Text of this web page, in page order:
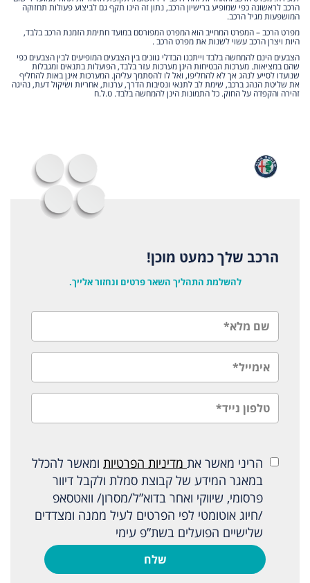
הרכב לראשונה כפי שמופיע ברישיון הרכב, נתון זה הינו תקף גם לביצוע פעולות תחזוקה
המושפעות מגיל הרכב.
מפרט הרכב – המפרט המחייב הוא המפרט המפורסם במועד חתימת הזמנת הרכב בלבד,
היות ויצרן הרכב עשוי לשנות את מפרט הרכב .
הצבעים הינם להמחשה בלבד וייתכנו הבדלי גוונים בין הצבעים המופיעים לבין הצבעים כפי
שהם במציאות. מערכות הבטיחות הינן מערכות עזר בלבד, הפועלות בתנאים ומגבלות
שנועדו לסייע לנהג אך לא להחליפו, ואל לו להסתמך עליהן. המערכות אינן באות להחליף
את שליטת הנהג ברכב, שימת לב לתנאי ונסיבות הדרך, ערנות, אחריות ושיקול דעת, נהיגה
זהירה והקפדה על החוק. כל התמונות הינן להמחשה בלבד. ט.ל.ח
הרכב שלך כמעט מוכן!
להשלמת התהליך השאר פרטים ונחזור אלייך.
הריני מאשר את מדיניות הפרטיות ומאשר להכלל
במאגר המידע של קבוצת סמלת ולקבל דיוור
פרסומי, שיווקי ואחר בדוא”ל/מסרון/ וואטסאפ
/חיוג אוטומטי לפי הפרטים לעיל ממנה ומצדדים
שלישיים הפועלים בשת”פ עימי
שלח